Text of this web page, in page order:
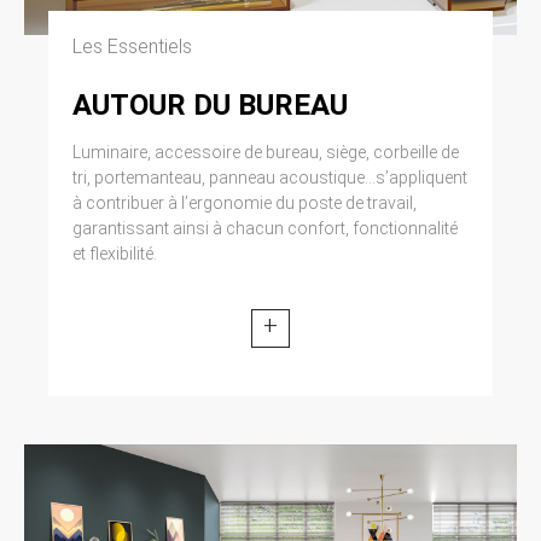
Les Essentiels
AUTOUR DU BUREAU
Luminaire, accessoire de bureau, siège, corbeille de
tri, portemanteau, panneau acoustique...s’appliquent
à contribuer à l’ergonomie du poste de travail,
garantissant ainsi à chacun confort, fonctionnalité
et flexibilité.
+